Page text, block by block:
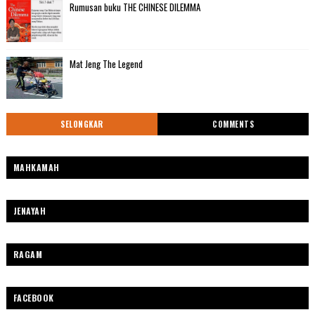
Rumusan buku THE CHINESE DILEMMA
Mat Jeng The Legend
SELONGKAR COMMENTS
MAHKAMAH
JENAYAH
RAGAM
FACEBOOK